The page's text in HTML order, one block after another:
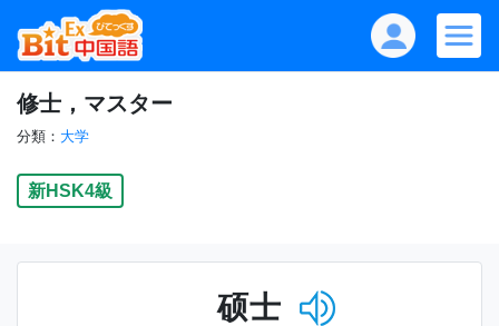
修士，マスター
分類： 大学
新HSK4級
硕士